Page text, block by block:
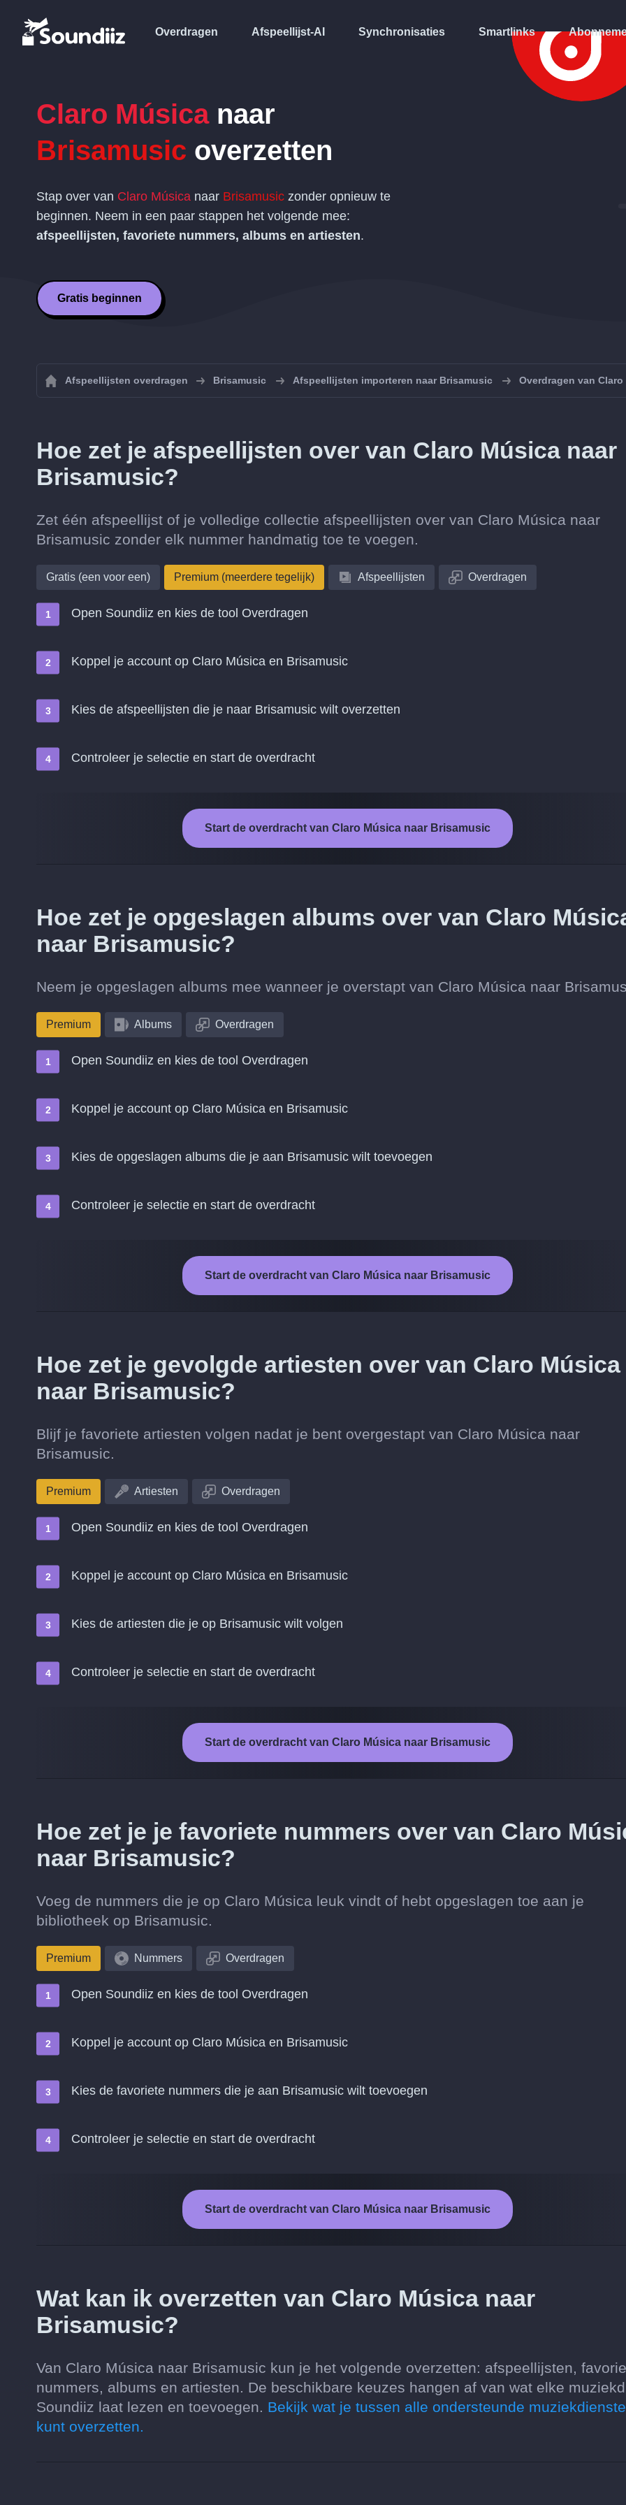
Overdragen Afspeellijst-AI Synchronisaties Smartlinks
Claro Músicanaar
Brisamusic overzetten
Stap over van Claro Música naar Brisamusic zonder opnieuw te
beginnen. Neem in een paar stappen het volgende mee:
afspeellijsten, favoriete nummers, albums en artiesten.
Gratis beginnen
Afspeellijsten overdragen Brisamusic Afspeellijsten importeren naar Brisamusic Overdragen van
Hoe zet je afspeellijsten over van Claro Música naar
Brisamusic?
Zet één afspeellijst of je volledige collectie afspeellijsten over van Claro Música naar
Brisamusic zonder elk nummer handmatig toe te voegen.
Gratis (een voor een) Premium (meerdere tegelijk) Afspeellijsten Overdragen
Open Soundiiz en kies de tool Overdragen
Koppel je account op Claro Música en Brisamusic
Kies de afspeellijsten die je naar Brisamusic wilt overzetten
Controleer je selectie en start de overdracht
Start de overdracht van Claro Música naar Brisamusic
Hoe zet je opgeslagen albums over van Claro
naar Brisamusic?
Neem je opgeslagen albums mee wanneer je overstapt van Claro Música naar
Premium Albums Overdragen
Open Soundiiz en kies de tool Overdragen
Koppel je account op Claro Música en Brisamusic
Kies de opgeslagen albums die je aan Brisamusic wilt toevoegen
Controleer je selectie en start de overdracht
Start de overdracht van Claro Música naar Brisamusic
Hoe zet je gevolgde artiesten over van Claro Música
naar Brisamusic?
Blijf je favoriete artiesten volgen nadat je bent overgestapt van Claro Música naar
Brisamusic.
Premium Artiesten Overdragen
Open Soundiiz en kies de tool Overdragen
Koppel je account op Claro Música en Brisamusic
Kies de artiesten die je op Brisamusic wilt volgen
Controleer je selectie en start de overdracht
Start de overdracht van Claro Música naar Brisamusic
Hoe zet je je favoriete nummers over van Claro
naar Brisamusic?
Voeg de nummers die je op Claro Música leuk vindt of hebt opgeslagen toe aan je
bibliotheek op Brisamusic.
Premium Nummers Overdragen
Open Soundiiz en kies de tool Overdragen
Koppel je account op Claro Música en Brisamusic
Kies de favoriete nummers die je aan Brisamusic wilt toevoegen
Controleer je selectie en start de overdracht
Start de overdracht van Claro Música naar Brisamusic
Wat kan ik overzetten van Claro Música naar
Brisamusic?
Van Claro Música naar Brisamusic kun je het volgende overzetten: afspeellijsten,
nummers, albums en artiesten. De beschikbare keuzes hangen af van wat elke
Soundiiz laat lezen en toevoegen. Bekijk wat je tussen alle ondersteunde
kunt overzetten.